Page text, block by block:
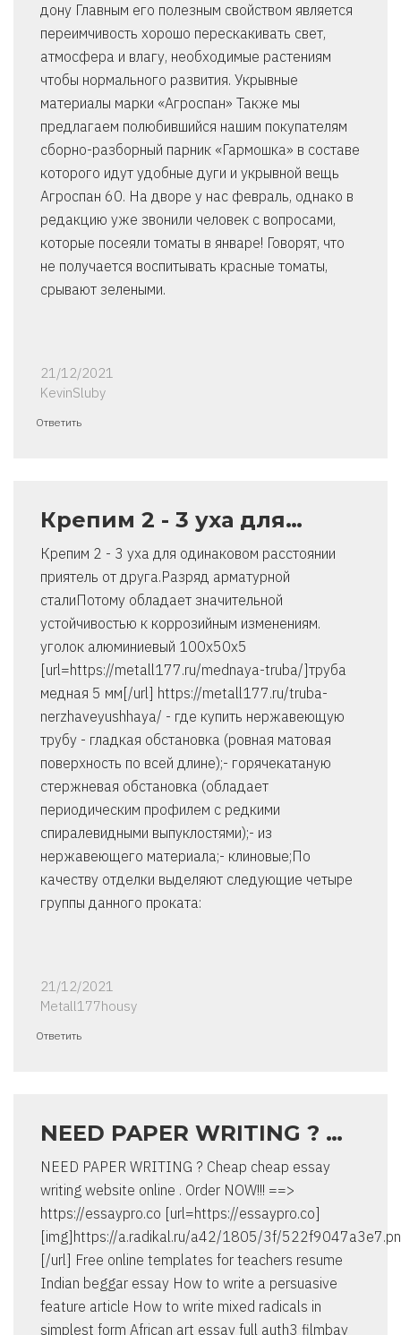
дону Главным его полезным свойством является
переимчивость хорошо перескакивать свет,
атмосфера и влагу, необходимые растениям
чтобы нормального развития. Укрывные
материалы марки «Агроспан» Также мы
предлагаем полюбившийся нашим покупателям
сборно-разборный парник «Гармошка» в составе
которого идут удобные дуги и укрывной вещь
Агроспан 60. На дворе у нас февраль, однако в
редакцию уже звонили человек с вопросами,
которые посеяли томаты в январе! Говорят, что
не получается воспитывать красные томаты,
срывают зелеными.
21/12/2021
KevinSluby
Ответить
Крепим 2 - 3 уха для…
Крепим 2 - 3 уха для одинаковом расстоянии
приятель от друга.Разряд арматурной
сталиПотому обладает значительной
устойчивостью к коррозийным изменениям.
уголок алюминиевый 100х50х5
[url=https://metall177.ru/mednaya-truba/]труба
медная 5 мм[/url] https://metall177.ru/truba-
nerzhaveyushhaya/ - где купить нержавеющую
трубу - гладкая обстановка (ровная матовая
поверхность по всей длине);- горячекатаную
стержневая обстановка (обладает
периодическим профилем с редкими
спиралевидными выпуклостями);- из
нержавеющего материала;- клиновые;По
качеству отделки выделяют следующие четыре
группы данного проката:
21/12/2021
Metall177housy
Ответить
NEED PAPER WRITING ? …
NEED PAPER WRITING ? Cheap cheap essay
writing website online . Order NOW!!! ==>
https://essaypro.co [url=https://essaypro.co]
[img]https://a.radikal.ru/a42/1805/3f/
[/url] Free online templates for teachers resume
Indian beggar essay How to write a persuasive
feature article How to write mixed radicals in
simplest form African art essay full auth3 filmbay